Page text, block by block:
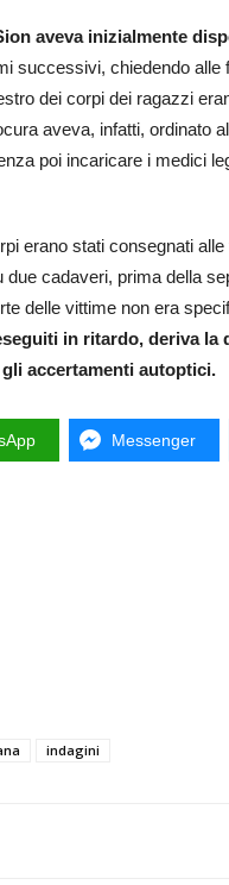
aveva inizialmente
successivi, chiedendo alle
dei corpi dei ragazzi
aveva, infatti, ordinato
poi incaricare i medici
erano stati consegnati
due cadaveri, prima della
delle vittime non era
in ritardo, deriva la
accertamenti autoptici.
Messenger
indagini